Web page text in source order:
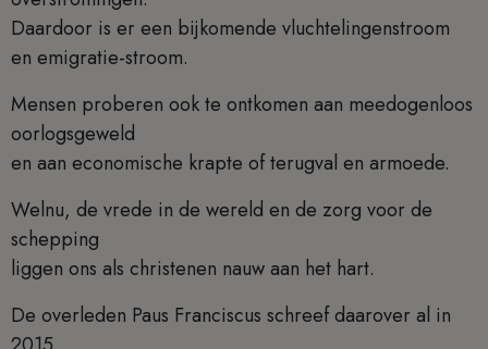
Daardoor is er een bijkomende vluchtelingenstroom
en emigratie-stroom.
Mensen proberen ook te ontkomen aan meedogenloos
oorlogsgeweld
en aan economische krapte of terugval en armoede.
Welnu, de vrede in de wereld en de zorg voor de
schepping
liggen ons als christenen nauw aan het hart.
De overleden Paus Franciscus schreef daarover al in